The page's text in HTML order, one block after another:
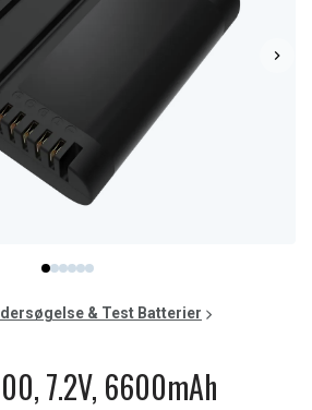
item
0
item
1
item
2
item
3
item
4
item
5
& Test Batterier
7.2V, 6600mAh